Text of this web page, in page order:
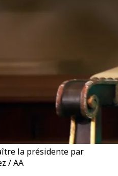
la présidente par
/ AA